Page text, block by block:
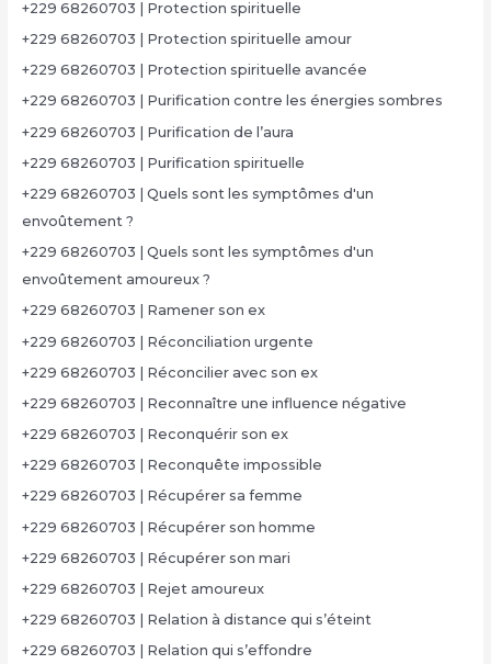
+229 68260703 | Protection spirituelle
+229 68260703 | Protection spirituelle amour
+229 68260703 | Protection spirituelle avancée
+229 68260703 | Purification contre les énergies sombres
+229 68260703 | Purification de l’aura
+229 68260703 | Purification spirituelle
+229 68260703 | Quels sont les symptômes d'un
envoûtement ?
+229 68260703 | Quels sont les symptômes d'un
envoûtement amoureux ?
+229 68260703 | Ramener son ex
+229 68260703 | Réconciliation urgente
+229 68260703 | Réconcilier avec son ex
+229 68260703 | Reconnaître une influence négative
+229 68260703 | Reconquérir son ex
+229 68260703 | Reconquête impossible
+229 68260703 | Récupérer sa femme
+229 68260703 | Récupérer son homme
+229 68260703 | Récupérer son mari
+229 68260703 | Rejet amoureux
+229 68260703 | Relation à distance qui s’éteint
+229 68260703 | Relation qui s’effondre